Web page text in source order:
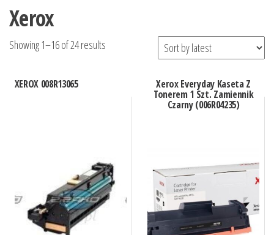
Xerox
Showing 1–16 of 24 results
XEROX 008R13065 Xerox Everyday Kaseta Z
Tonerem 1 Szt. Zamiennik
Czarny (006R04235)